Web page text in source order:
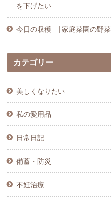
を下げたい
今日の収穫 |家庭菜園の野菜
カテゴリー
美しくなりたい
私の愛用品
日常日記
備蓄・防災
不妊治療